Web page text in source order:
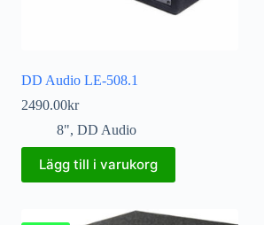
DD Audio LE-508.1
2490.00kr
8", DD Audio
Lägg till i varukorg